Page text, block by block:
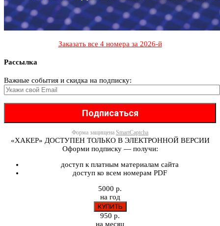
Заказать все 4 номера за 2026-й
Рассылка
Важные события и скидка на подписку:
Форма защищена SmartCaptcha
«ХАКЕР» ДОСТУПЕН ТОЛЬКО В ЭЛЕКТРОННОЙ ВЕРСИИ
Оформи подписку — получи:
доступ к платным материалам сайта
доступ ко всем номерам PDF
5000 р.
на год
950 р.
на месяц